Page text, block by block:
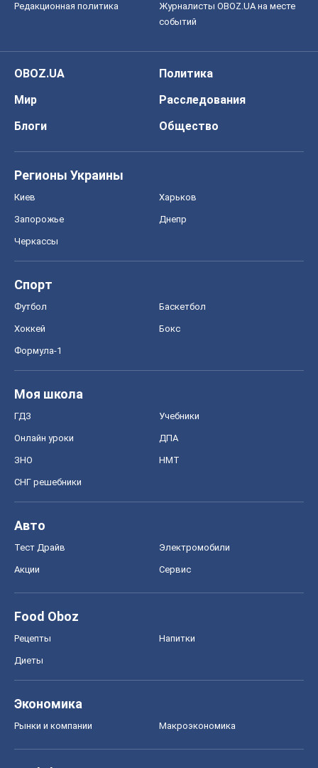
Редакционная политика
Журналисты OBOZ.UA на месте
событий
OBOZ.UA
Политика
Мир
Расследования
Блоги
Общество
Регионы Украины
Киев Харьков
Запорожье Днепр
Черкассы
Спорт
Футбол Баскетбол
Хоккей Бокс
Формула-1
Моя школа
ГДЗ Учебники
Онлайн уроки ДПА
ЗНО НМТ
СНГ решебники
Авто
Тест Драйв Электромобили
Акции Сервис
Food Oboz
Рецепты Напитки
Диеты
Экономика
Рынки и компании Mакроэкономика